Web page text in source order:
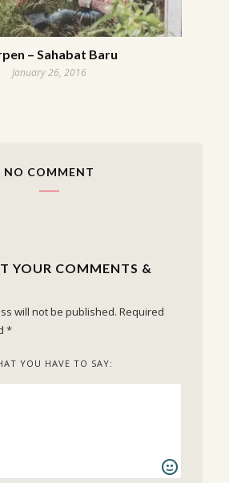
– Sahabat Baru
January 26, 2016
NO COMMENT
YOUR COMMENTS &
will not be published. Required
*
YOU HAVE TO SAY: